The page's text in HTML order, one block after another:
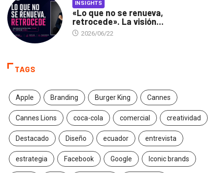
INSIGHTS
«Lo que no se renueva,
retrocede». La visión...
2026/06/22
TAGS
Apple Branding Burger King Cannes
Cannes Lions coca-cola comercial creatividad
Destacado Diseño ecuador entrevista
estrategia Facebook Google Iconic brands